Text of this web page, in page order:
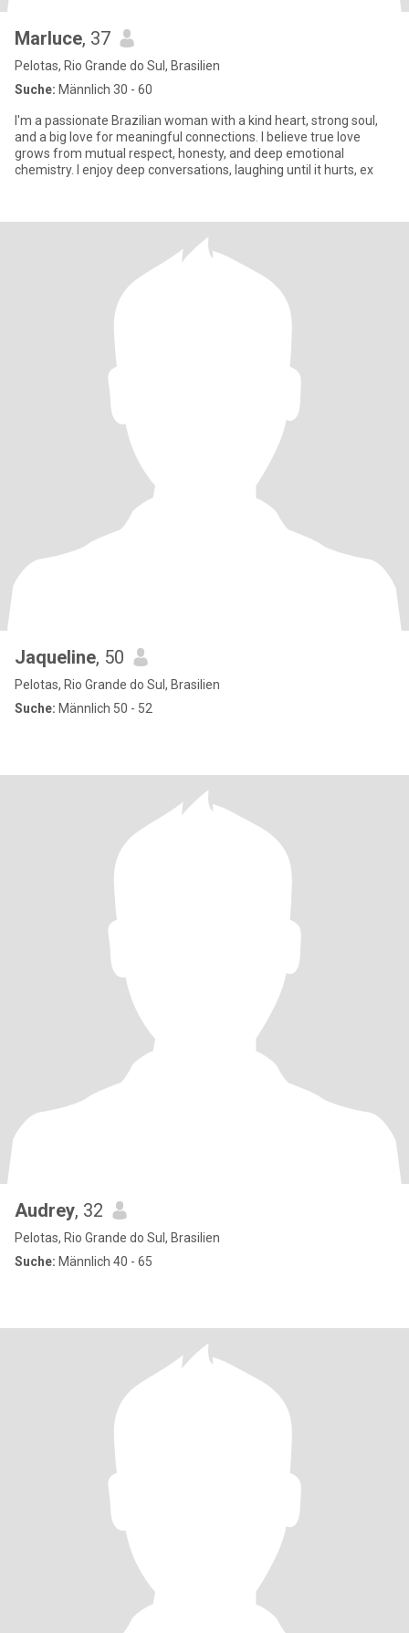
Marluce, 37
Pelotas, Rio Grande do Sul, Brasilien
Suche: Männlich 30 - 60
I'm a passionate Brazilian woman with a kind heart, strong soul,
and a big love for meaningful connections. I believe true love
grows from mutual respect, honesty, and deep emotional
chemistry. I enjoy deep conversations, laughing until it hurts, ex
Jaqueline, 50
Pelotas, Rio Grande do Sul, Brasilien
Suche: Männlich 50 - 52
Audrey, 32
Pelotas, Rio Grande do Sul, Brasilien
Suche: Männlich 40 - 65